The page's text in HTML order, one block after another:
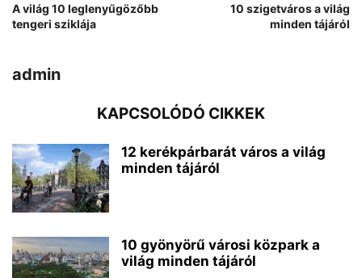
A világ 10 leglenyűgözőbb
tengeri sziklája
10 szigetváros a világ
minden tájáról
admin
KAPCSOLÓDÓ CIKKEK
12 kerékpárbarát város a világ
minden tájáról
10 gyönyörű városi közpark a
világ minden tájáról